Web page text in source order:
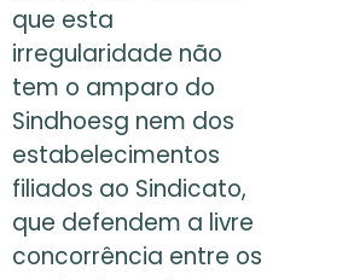
que esta
irregularidade não
tem o amparo do
Sindhoesg nem dos
estabelecimentos
filiados ao Sindicato,
que defendem a livre
concorrência entre os